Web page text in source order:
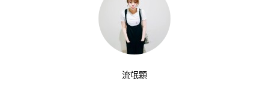
流氓顆